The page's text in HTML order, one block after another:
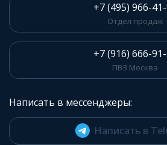
+7 (495) 966-
Отдел продаж
+7 (916) 666-
ПВЗ Москва
Написать в мессенджеры:
Написать в